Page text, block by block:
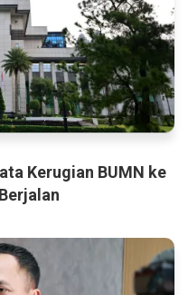
Kerugian BUMN ke